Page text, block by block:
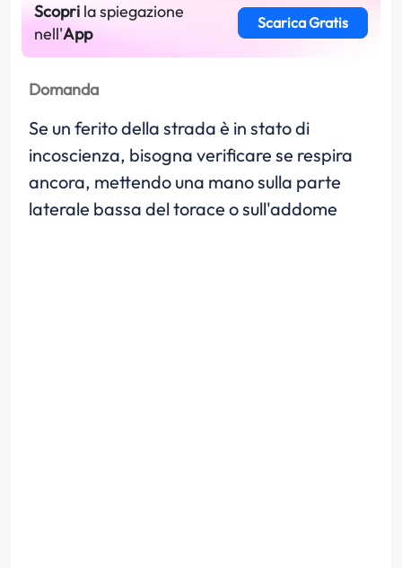
Scopri la spiegazione
nell'App
Scarica Gratis
Domanda
Se un ferito della strada è in stato di
incoscienza, bisogna verificare se respira
ancora, mettendo una mano sulla parte
laterale bassa del torace o sull'addome